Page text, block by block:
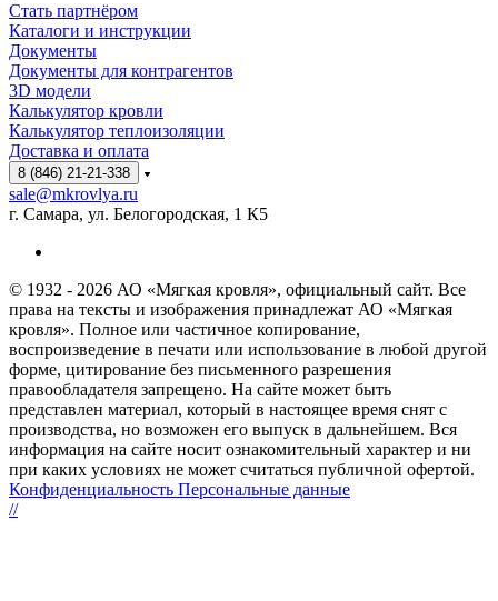
Стать партнёром
Каталоги и инструкции
Документы
Документы для контрагентов
3D модели
Калькулятор кровли
Калькулятор теплоизоляции
Доставка и оплата
8 (846) 21-21-338
sale@mkrovlya.ru
г. Самара, ул. Белогородская, 1 К5
© 1932 - 2026 АО «Мягкая кровля», официальный сайт. Все
права на тексты и изображения принадлежат АО «Мягкая
кровля». Полное или частичное копирование,
воспроизведение в печати или использование в любой другой
форме, цитирование без письменного разрешения
правообладателя запрещено. На сайте может быть
представлен материал, который в настоящее время снят с
производства, но возможен его выпуск в дальнейшем. Вся
информация на сайте носит ознакомительный характер и ни
при каких условиях не может считаться публичной офертой.
Конфиденциальность Персональные данные
//